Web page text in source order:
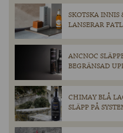
SKOTSKA
LANSERAR
ANCNOC
BEGRÄNSAD
CHIMAY BLÅ
SLÄPP PÅ